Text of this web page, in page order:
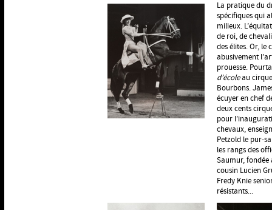
La pratique du
spécifiques qui
milieux.
de roi, de
des élites. Or, le
abusivement
prouesse.
d’écoleau
Bourbons.
écuyer en chef
deux cents
pour
chevaux,
Petzold le pur-
les rangs des
Saumur, fondée
cousin Lucien
Fredy Knie
résistants...